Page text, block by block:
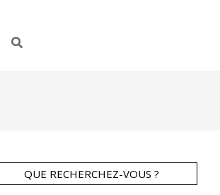
Search
QUE RECHERCHEZ-VOUS ?